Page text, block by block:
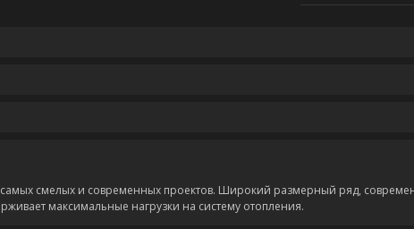
смелых и современных проектов. Широкий размерный ряд,
максимальные нагрузки на систему отопления.